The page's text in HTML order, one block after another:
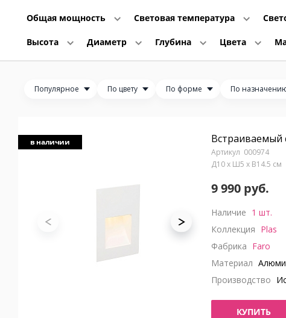
Общая мощность Световая температура
Высота Диаметр Глубина Цвета
Популярное По цвету По форме По
в наличии Встраиваемый
000974
Д10 x Ш5 x В14.5 см
9 990 руб.
Наличие 1 шт.
Коллекция Plas
Фабрика Faro
Материал
Производство
КУПИТЬ